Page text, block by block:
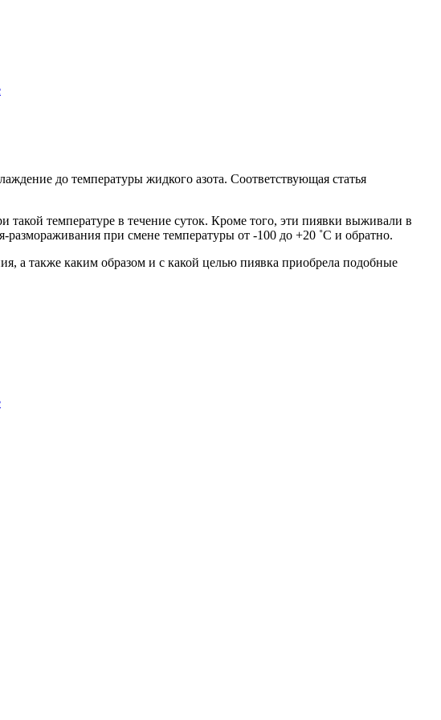
до температуры жидкого азота. Соответствующая статья
температуре в течение суток. Кроме того, эти пиявки выживали в
при смене температуры от -100 до +20 ˚C и обратно.
а также каким образом и с какой целью пиявка приобрела подобные